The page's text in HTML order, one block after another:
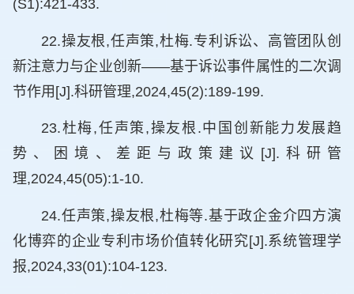
(S1):421-433.
22.操友根,任声策,杜梅.专利诉讼、高管团队创
新注意力与企业创新——基于诉讼事件属性的二次调
节作用[J].科研管理,2024,45(2):189-199.
23.杜梅,任声策,操友根.中国创新能力发展趋
势、困境、差距与政策建议[J].科研管
理,2024,45(05):1-10.
24.任声策,操友根,杜梅等.基于政企金介四方演
化博弈的企业专利市场价值转化研究[J].系统管理学
报,2024,33(01):104-123.